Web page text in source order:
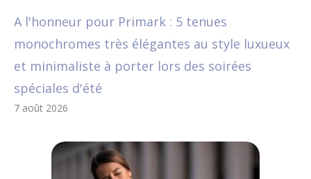
A l'honneur pour Primark : 5 tenues
monochromes très élégantes au style luxueux
et minimaliste à porter lors des soirées
spéciales d'été
7 août 2026